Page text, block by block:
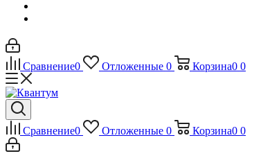
Сравнение0 Отложенные 0 Корзина0 0
Сравнение0 Отложенные 0 Корзина0 0